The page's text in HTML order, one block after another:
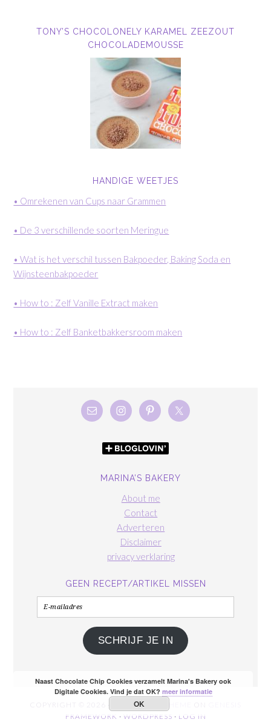
TONY’S CHOCOLONELY KARAMEL ZEEZOUT
CHOCOLADEMOUSSE
HANDIGE WEETJES
• Omrekenen van Cups naar Grammen
• De 3 verschillende soorten Meringue
• Wat is het verschil tussen Bakpoeder, Baking Soda en
Wijnsteenbakpoeder
• How to : Zelf Vanille Extract maken
• How to : Zelf Banketbakkersroom maken
MARINA’S BAKERY
About me
Contact
Adverteren
Disclaimer
privacy verklaring
GEEN RECEPT/ARTIKEL MISSEN
E-
mailadres
SCHRIJF JE IN
COPYRIGHT © 2026 · FOODIE PRO THEME
FRAMEWORK · WORDPRESS · LOG IN
Naast Chocolate Chip Cookies verzamelt Marina's Bakery ook
Digitale Cookies. Vind je dat OK? meer informatie
OK